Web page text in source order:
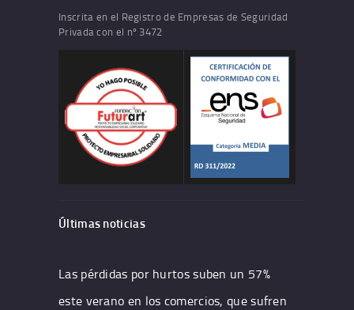
Inscrita en el Registro de Empresas de Seguridad
Privada con el nº 3472
Últimas noticias
Las pérdidas por hurtos suben un 57%
este verano en los comercios, que sufren